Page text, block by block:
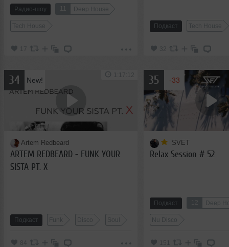
Радио-шоу 11 Deep House
Tech House
17
Подкаст Tech House
32
34 New!
Artem Redbeard
ARTEM REDBEARD - FUNK YOUR
SISTA PT. X
Подкаст Funk Disco Soul
1:17:12 35 -33
SVET
Relax Session # 52
Подкаст 12 Deep
Nu Disco
151